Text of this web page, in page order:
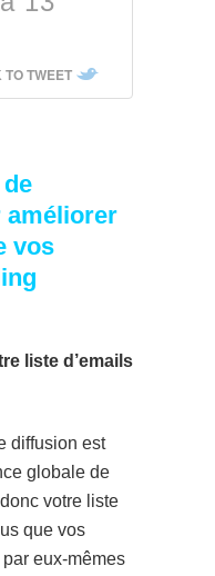
TWEET
améliorer
vos
liste d’emails
diffusion est
globale de
votre liste
que vos
eux-mêmes